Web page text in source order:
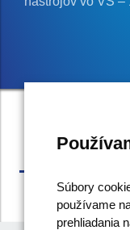
Súbory
používame
prehliadania